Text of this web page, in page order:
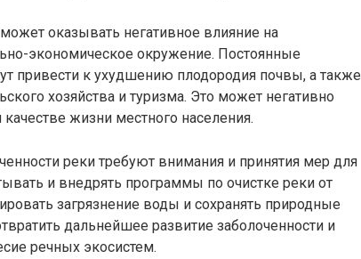
оказывать негативное влияние на
экономическое окружение. Постоянные
привести к ухудшению плодородия почвы, а также
хозяйства и туризма. Это может негативно
жизни местного населения.
реки требуют внимания и принятия мер для
и внедрять программы по очистке реки от
загрязнение воды и сохранять природные
дальнейшее развитие заболоченности и
речных экосистем.